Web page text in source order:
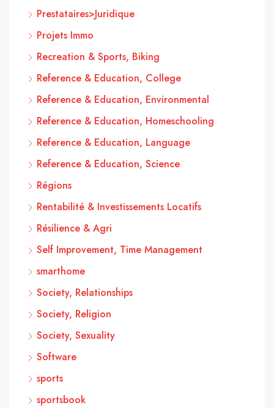
Prestataires>Juridique
Projets Immo
Recreation & Sports, Biking
Reference & Education, College
Reference & Education, Environmental
Reference & Education, Homeschooling
Reference & Education, Language
Reference & Education, Science
Régions
Rentabilité & Investissements Locatifs
Résilience & Agri
Self Improvement, Time Management
smarthome
Society, Relationships
Society, Religion
Society, Sexuality
Software
sports
sportsbook